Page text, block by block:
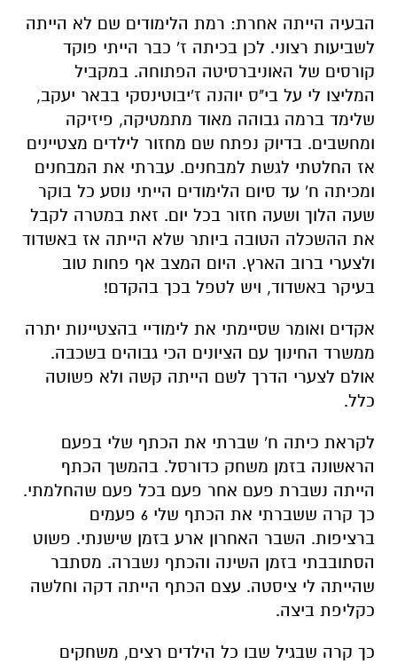
הבעיה הייתה אחרת: רמת הלימודים שם לא הייתה
לשביעות רצוני. לכן בכיתה ז' כבר הייתי פוקד
קורסים של האוניברסיטה הפתוחה. במקביל
המליצו לי על בי"ס יוהנה ז'יבוטינסקי בבאר יעקב,
שלימד ברמה גבוהה מאוד מתמטיקה, פיזיקה
ומחשבים. בדיוק נפתח שם מחזור לילדים מצטיינים
אז החלטתי לגשת למבחנים. עברתי את המבחנים
ומכיתה ח' עד סיום הלימודים הייתי נוסע כל בוקר
שעה הלוך ושעה חזור בכל יום. זאת במטרה לקבל
את ההשכלה הטובה ביותר שלא הייתה אז באשדוד
ולצערי ברוב הארץ. היום המצב אף פחות טוב
בעיקר באשדוד, ויש לטפל בכך בהקדם!
אקדים ואומר שסיימתי את לימודיי בהצטיינות יתרה
ממשרד החינוך עם הציונים הכי גבוהים בשכבה.
אולם לצערי הדרך לשם הייתה קשה ולא פשוטה
כלל.
לקראת כיתה ח' שברתי את הכתף שלי בפעם
הראשונה בזמן משחק כדורסל. בהמשך הכתף
הייתה נשברת פעם אחר פעם בכל פעם שהחלמתי.
כך קרה ששברתי את הכתף שלי 6 פעמים
ברציפות. השבר האחרון ארע בזמן שישנתי. פשוט
הסתובבתי בזמן השינה והכתף נשברה. מסתבר
שהייתה לי ציסטה. עצם הכתף הייתה דקה וחלשה
כקליפת ביצה.
כך קרה שבגיל שבו כל הילדים רצים, משחקים